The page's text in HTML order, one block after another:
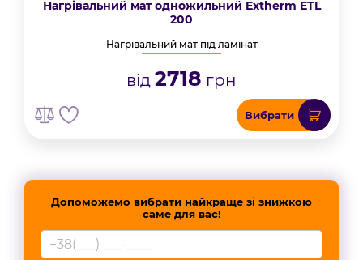
Нагрівальний мат одножильний Extherm ETL
200
Нагрівальний мат під ламінат
від 2718 грн
Вибрати
Допоможемо вибрати найкраще зі знижкою
саме для вас!